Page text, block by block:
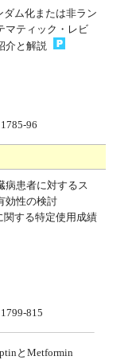
ダム化または非ラン
マティック・レビ
介と解説
96
病患者に対するス
効性の検討
関する特定使用成績
815
とMetformin